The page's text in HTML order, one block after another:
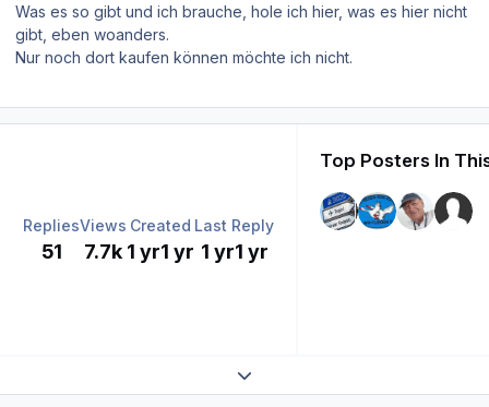
Was es so gibt und ich brauche, hole ich hier, was es hier nicht
gibt, eben woanders.
Nur noch dort kaufen können möchte ich nicht.
Replies
51
Views
7.7k
Created
1 yr1 yr
Last Reply
1 yr1 yr
Top Posters In
Expand topic overview